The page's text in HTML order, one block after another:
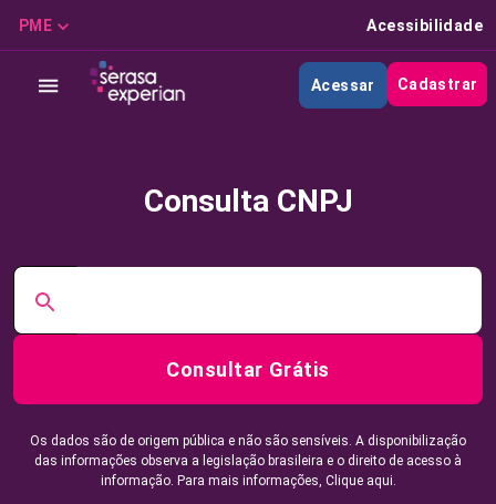
PME Acessibilidade
Acessar Cadastrar
Consulta CNPJ
Consultar Grátis
Os dados são de origem pública e não são sensíveis. A disponibilização
das informações observa a legislação brasileira e o direito de acesso à
informação. Para mais informações, Clique aqui.